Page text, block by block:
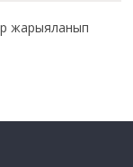
жарыяланып